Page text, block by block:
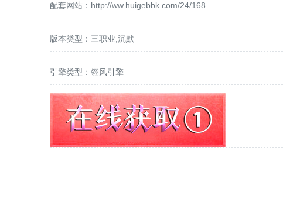
配套网站： http://ww.huigebbk.com/24/168
版本类型：三职业,沉默
引擎类型：翎风引擎